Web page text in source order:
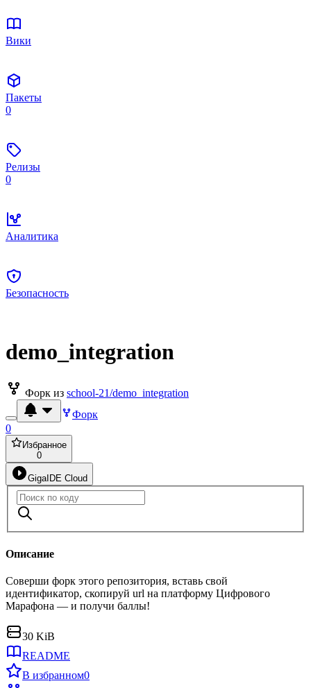
Вики
Пакеты
0
Релизы
0
Аналитика
Безопасность
demo_integration
Форк из school-21/demo_integration
Форк
0
Избранное
0
GigaIDE Cloud
Описание
Соверши форк этого репозитория, вставь свой
идентификатор, скопируй url на платформу Цифрового
Марафона — и получи баллы!
30 KiB
README
В избранном0